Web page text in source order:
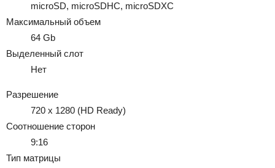
microSD, microSDHC, microSDXC
Максимальный объем
64 Gb
Выделенный слот
Нет
Разрешение
720 x 1280 (HD Ready)
Соотношение сторон
9:16
Тип матрицы